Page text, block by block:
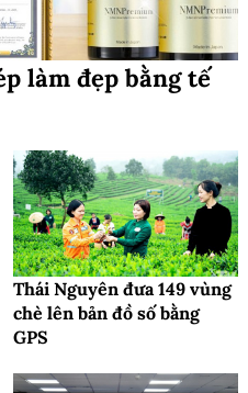
làm đẹp bằng tế
Thái Nguyên đưa 149 vùng
chè lên bản đồ số bằng
GPS